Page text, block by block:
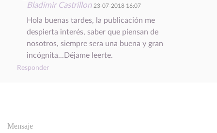
Bladimir Castrillon 23-07-2018 16:07
Hola buenas tardes, la publicación me
despierta interés, saber que piensan de
nosotros, siempre sera una buena y gran
incógnita...Déjame leerte.
Responder
Mensaje